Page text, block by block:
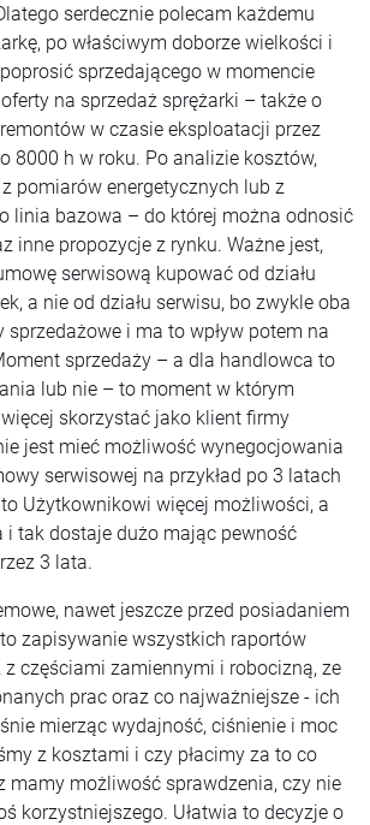
serdecznie polecam każdemu
po właściwym doborze wielkości i
sprzedającego w momencie
na sprzedaż sprężarki – także o
w czasie eksploatacji przez
8000 h w roku. Po analizie kosztów,
pomiarów energetycznych lub z
linia bazowa – do której można odnosić
inne propozycje z rynku. Ważne jest,
serwisową kupować od działu
a nie od działu serwisu, bo zwykle oba
sprzedażowe i ma to wpływ potem na
sprzedaży – a dla handlowca to
lub nie – to moment w którym
skorzystać jako klient firmy
jest mieć możliwość wynegocjowania
serwisowej na przykład po 3 latach
Użytkownikowi więcej możliwości, a
i tak dostaje dużo mając pewność
3 lata.
nawet jeszcze przed posiadaniem
zapisywanie wszystkich raportów
częściami zamiennymi i robocizną, ze
prac oraz co najważniejsze - ich
mierząc wydajność, ciśnienie i moc
z kosztami i czy płacimy za to co
mamy możliwość sprawdzenia, czy nie
korzystniejszego. Ułatwia to decyzje o